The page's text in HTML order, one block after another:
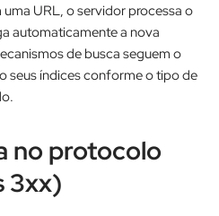
URL, o servidor processa o
automaticamente a nova
de busca seguem o
seus índices conforme o tipo de
no protocolo
3xx)